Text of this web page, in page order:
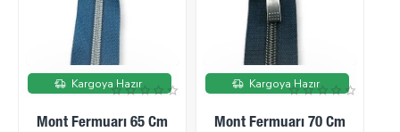
İndirimde
Kargoya Hazır
20 Cm Mont Cep
İndirimde
Kargoya Hazır
18 Cm Mont Cep